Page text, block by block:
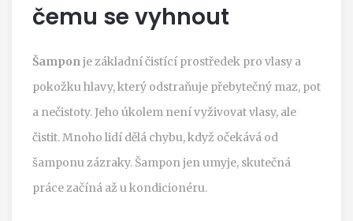
čemu se vyhnout
Šamponjezákladní čistící prostředek pro vlasy a
pokožku hlavy, který odstraňuje přebytečný maz, pot
a nečistoty. Jeho úkolem není vyživovat vlasy, ale
čistit. Mnoho lidí dělá chybu, když očekává od
šamponu zázraky. Šampon jen umyje, skutečná
práce začíná až u kondicionéru.